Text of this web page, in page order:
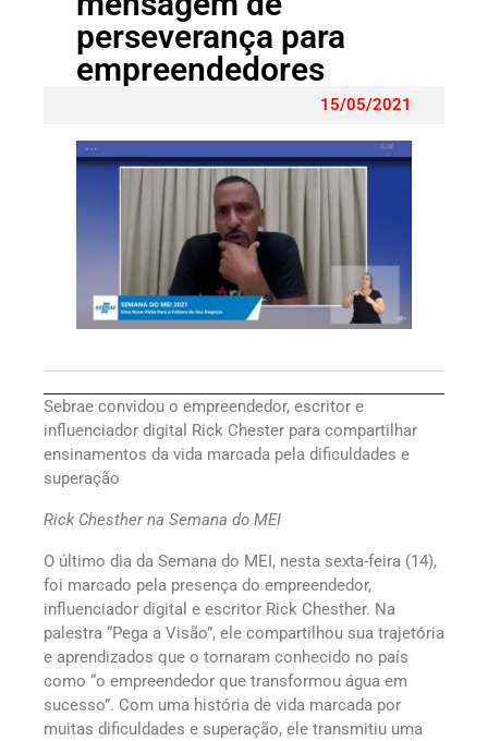
perseverança para
empreendedores
15/05/2021
Sebrae convidou o empreendedor, escritor e
influenciador digital Rick Chester para compartilhar
ensinamentos da vida marcada pela dificuldades e
superação
Rick Chesther na Semana do MEI
O último dia da Semana do MEI, nesta sexta-feira (14),
foi marcado pela presença do empreendedor,
influenciador digital e escritor Rick Chesther. Na
palestra “Pega a Visão”, ele compartilhou sua trajetória
e aprendizados que o tornaram conhecido no país
como “o empreendedor que transformou água em
sucesso”. Com uma história de vida marcada por
muitas dificuldades e superação, ele transmitiu uma